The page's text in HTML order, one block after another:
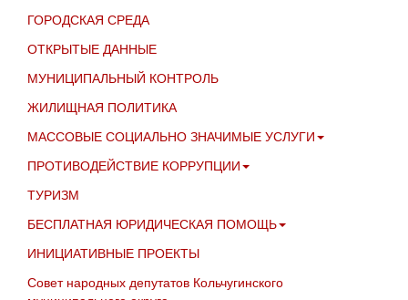
ГОРОДСКАЯ СРЕДА
ОТКРЫТЫЕ ДАННЫЕ
МУНИЦИПАЛЬНЫЙ КОНТРОЛЬ
ЖИЛИЩНАЯ ПОЛИТИКА
МАССОВЫЕ СОЦИАЛЬНО ЗНАЧИМЫЕ УСЛУГИ
ПРОТИВОДЕЙСТВИЕ КОРРУПЦИИ
ТУРИЗМ
БЕСПЛАТНАЯ ЮРИДИЧЕСКАЯ ПОМОЩЬ
ИНИЦИАТИВНЫЕ ПРОЕКТЫ
Совет народных депутатов Кольчугинского